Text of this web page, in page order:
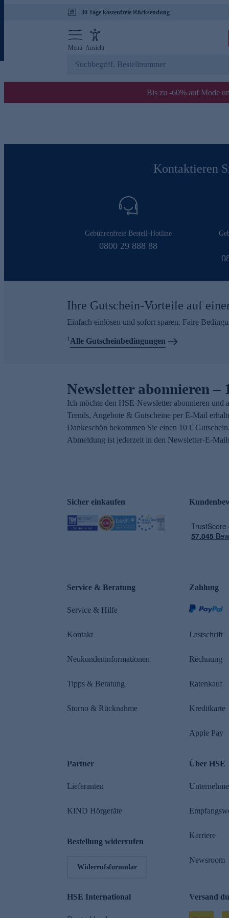
30 Tage kostenfreie Rücksendung
Menü Ansicht
Bis zu -60% auf Mode
Kontaktieren
Gebührenfreie Bestell-Hotline
0800 29 888 88
Ihre Gutschein-Vorteile auf
Einfach einlösen und sofort sparen. Faire
1Alle Gutscheinbedingungen
Newsletter abonnieren –
Ich möchte den HSE-Newsletter abonnieren und
Trends, Angebote & Gutscheine per E-Mail
Dankeschön bekommen Sie einen 10 €
Abmeldung ist jederzeit in den Newsletter-E-
Sicher einkaufen
Service & Beratung
Service & Hilfe
Kontakt
Neukundeninformationen
Tipps & Beratung
Storno & Rücknahme
Zahlung
Lastschrift
Rechnung
Ratenkauf
Kreditkarte
Apple Pay
Partner
Lieferanten
KIND Hörgeräte
Bestellung widerrufen
Widerrufsformular
Über HSE
Karriere
Newsroom
HSE International Versand